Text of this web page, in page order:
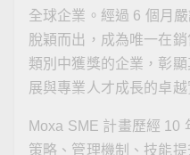
全球企業。經過 6 個月
脫穎而出，成為唯一在
類別中獲獎的企業，彰
展與專業人才成長的卓越
Moxa SME 計畫歷經 10
策略、管理機制、技能